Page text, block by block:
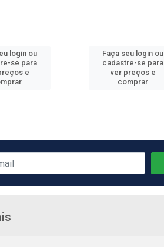
login ou
se para
e
Faça seu login ou
cadastre-se para
ver preços e
comprar